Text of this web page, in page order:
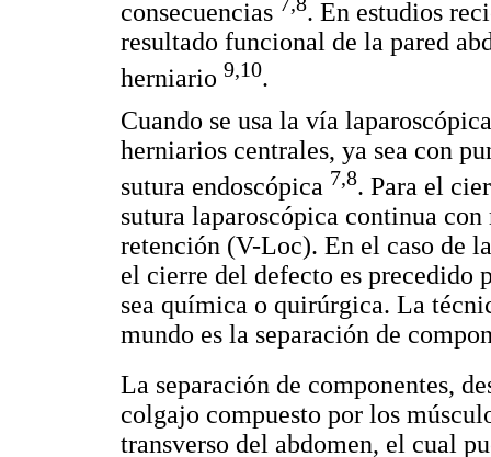
consecuencias
. En estudios
resultado funcional de la pared
herniario 9,10.
Cuando se usa la vía
herniarios centrales, ya sea con
sutura endoscópica 7,8. Para el
sutura laparoscópica continua
retención (V-Loc). En el caso de
el cierre del defecto es precedido
sea química o quirúrgica. La
mundo es la separación de
La separación de componentes,
colgajo compuesto por los
transverso del abdomen, el cual